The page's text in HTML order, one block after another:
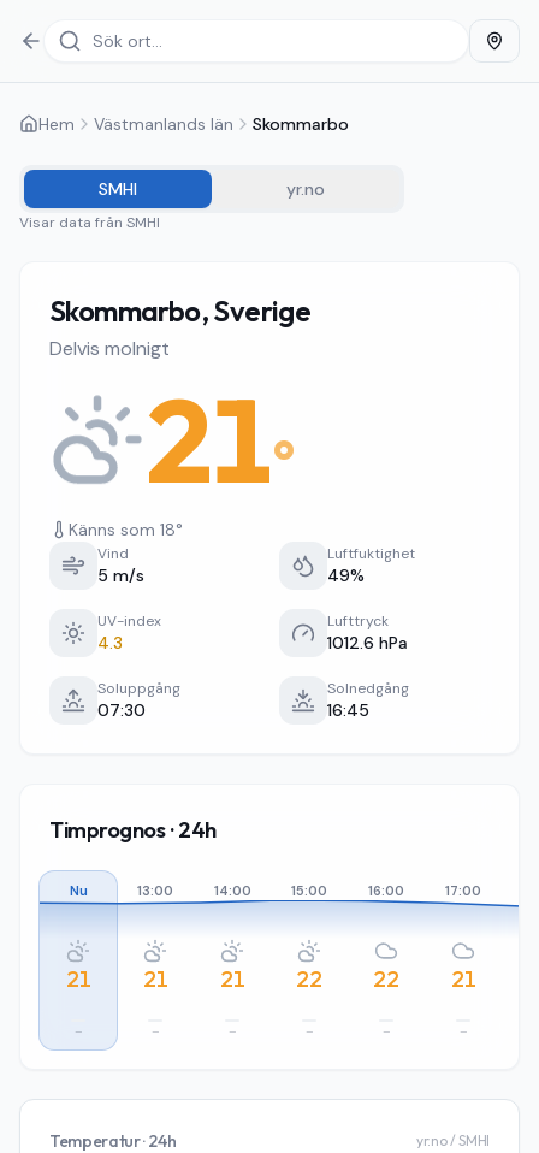
Hem Västmanlands län Skommarbo
SMHI yr.no
Visar data från SMHI
Skommarbo, Sverige
Delvis molnigt
21°
Känns som 18°
Vind
5 m/s
Luftfuktighet
49%
UV-index
4.3
Lufttryck
1012.6 hPa
Soluppgång
07:30
Solnedgång
16:45
Timprognos · 24h
Nu
21
–
13:00
21
–
14:00
21
–
15:00
22
–
16:00
22
–
17:00
21
–
Temperatur · 24h yr.no / SMHI